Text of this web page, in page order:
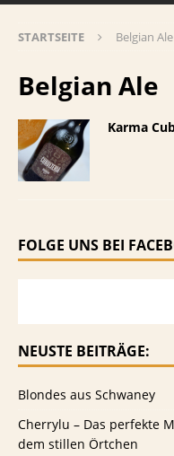
STARTSEITE Belgian Ale
Belgian Ale
Karma
FOLGE UNS BEI
NEUSTE BEITRÄGE:
Blondes aus Schwaney
Cherrylu – Das perfekte
dem stillen Örtchen